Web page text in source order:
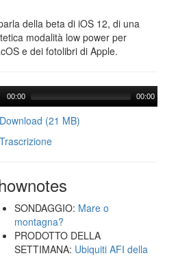
della beta di iOS 12, di una
modalità low power per
e dei fotolibri di Apple.
00:00 00:00
(21 MB)
SONDAGGIO: Mare o
montagna?
PRODOTTO DELLA
SETTIMANA: Ubiquiti AFI della